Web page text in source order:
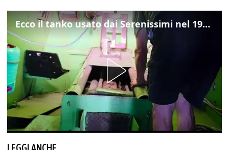
Ecco il tanko usato dai Serenissimi nel 1997 per il blitz a San Marco